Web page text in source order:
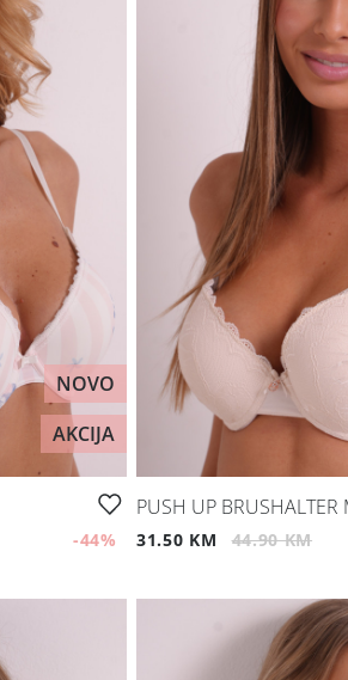
NOVO
AKCIJA
-44%
PUSH UP BRUSHALTER
31.50 KM 44.90 KM